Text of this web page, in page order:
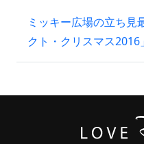
ミッキー広場の立ち見
クト・クリスマス2016